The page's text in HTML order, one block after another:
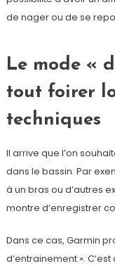
de nager ou de se
Le mode «
tout foirer
techniques
Il arrive que l’on
dans le bassin. Par
à un bras ou d’autres
montre d’enregistrer
Dans ce cas, Garmin
d’entrainement ».